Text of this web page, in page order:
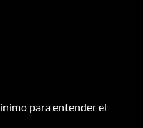
para entender el